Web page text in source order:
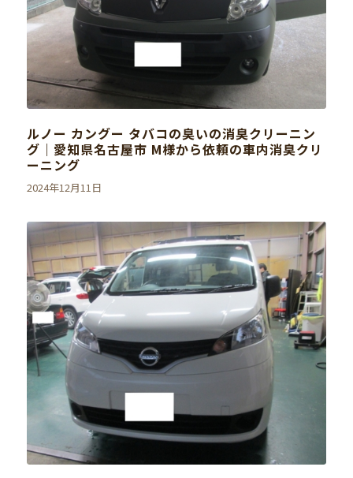
ルノー カングー タバコの臭いの消臭クリーニン
グ｜愛知県名古屋市 M様から依頼の車内消臭クリ
ーニング
2024年12月11日